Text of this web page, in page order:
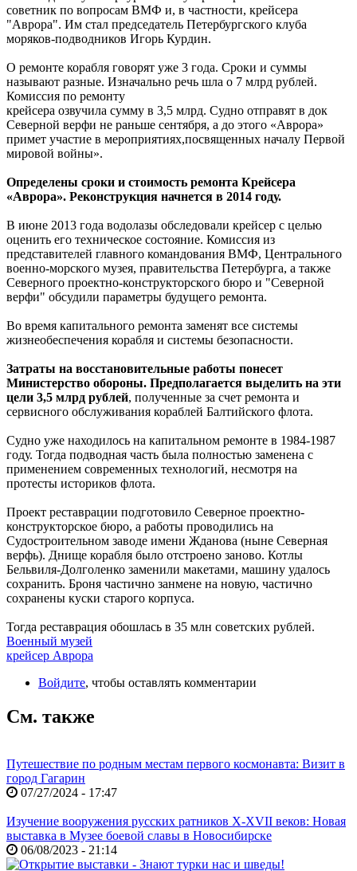
советник по вопросам ВМФ и, в частности, крейсера
"Аврора". Им стал председатель Петербургского клуба
моряков-подводников Игорь Курдин.
О ремонте корабля говорят уже 3 года. Сроки и суммы
называют разные. Изначально речь шла о 7 млрд рублей.
Комиссия по ремонту
крейсера озвучила сумму в 3,5 млрд. Судно отправят в док
Северной верфи не раньше сентября, а до этого «Аврора»
примет участие в мероприятиях,посвященных началу Первой
мировой войны».
Определены сроки и стоимость ремонта Крейсера
«Аврора». Реконструкция начнется в 2014 году.
В июне 2013 года водолазы обследовали крейсер с целью
оценить его техническое состояние. Комиссия из
представителей главного командования ВМФ, Центрального
военно-морского музея, правительства Петербурга, а также
Северного проектно-конструкторского бюро и "Северной
верфи" обсудили параметры будущего ремонта.
Во время капитального ремонта заменят все системы
жизнеобеспечения корабля и системы безопасности.
Затраты на восстановительные работы понесет
Министерство обороны. Предполагается выделить на эти
цели 3,5 млрд рублей, полученные за счет ремонта и
сервисного обслуживания кораблей Балтийского флота.
Судно уже находилось на капитальном ремонте в 1984-1987
году. Тогда подводная часть была полностью заменена с
применением современных технологий, несмотря на
протесты историков флота.
Проект реставрации подготовило Северное проектно-
конструкторское бюро, а работы проводились на
Судостроительном заводе имени Жданова (ныне Северная
верфь). Днище корабля было отстроено заново. Котлы
Бельвиля-Долголенко заменили макетами, машину удалось
сохранить. Броня частично занмене на новую, частично
сохранены куски старого корпуса.
Тогда реставрация обошлась в 35 млн советских рублей.
Военный музей
крейсер Аврора
Войдите, чтобы оставлять комментарии
См. также
Путешествие по родным местам первого космонавта: Визит в
город Гагарин
07/27/2024 - 17:47
Изучение вооружения русских ратников X-XVII веков: Новая
выставка в Музее боевой славы в Новосибирске
06/08/2023 - 21:14